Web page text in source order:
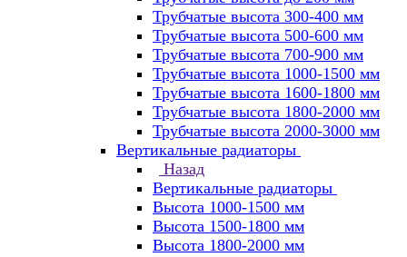
Трубчатые высота 300-400 мм
Трубчатые высота 500-600 мм
Трубчатые высота 700-900 мм
Трубчатые высота 1000-1500 мм
Трубчатые высота 1600-1800 мм
Трубчатые высота 1800-2000 мм
Трубчатые высота 2000-3000 мм
Вертикальные радиаторы
Назад
Вертикальные радиаторы
Высота 1000-1500 мм
Высота 1500-1800 мм
Высота 1800-2000 мм